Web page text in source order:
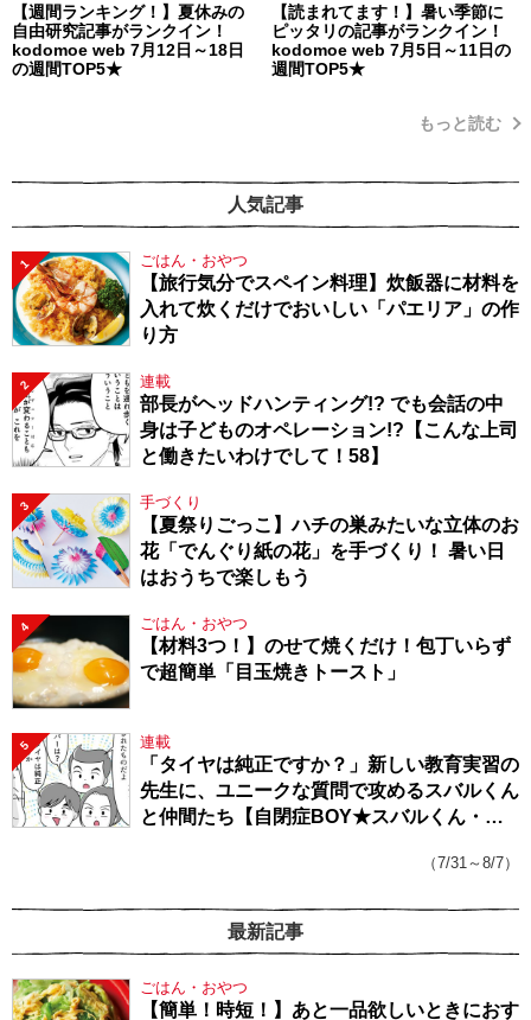
【週間ランキング！】夏休みの
自由研究記事がランクイン！
kodomoe web 7月12日～18日
の週間TOP5★
【読まれてます！】暑い季節に
ピッタリの記事がランクイン！
kodomoe web 7月5日～11日の
週間TOP5★
もっと読む
人気記事
1 ごはん・おやつ
【旅行気分でスペイン料理】炊飯器に材料を
入れて炊くだけでおいしい「パエリア」の作
り方
2 連載
部長がヘッドハンティング!? でも会話の中
身は子どものオペレーション!?【こんな上司
と働きたいわけでして！58】
3 手づくり
【夏祭りごっこ】ハチの巣みたいな立体のお
花「でんぐり紙の花」を手づくり！ 暑い日
はおうちで楽しもう
4 ごはん・おやつ
【材料3つ！】のせて焼くだけ！包丁いらず
で超簡単「目玉焼きトースト」
5 連載
「タイヤは純正ですか？」新しい教育実習の
先生に、ユニークな質問で攻めるスバルくん
と仲間たち【自閉症BOY★スバルくん・
（7/31～8/7）
最新記事
ごはん・おやつ
【簡単！時短！】あと一品欲しいときにおす